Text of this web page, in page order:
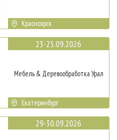
Красноярск
23-25.09.2026
Мебель & Деревообработка Урал
Екатеринбург
29-30.09.2026